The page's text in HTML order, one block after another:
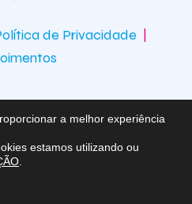
de Privacidade
Desenvolvido por
a melhor experiência
estamos utilizando ou